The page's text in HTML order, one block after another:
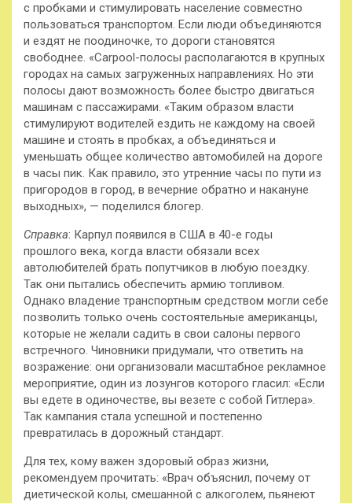
с пробками и стимулировать население совместно
пользоваться транспортом. Если люди объединяются
и ездят не поодиночке, то дороги становятся
свободнее. «Carpool-полосы располагаются в крупных
городах на самых загруженных направлениях. Но эти
полосы дают возможность более быстро двигаться
машинам с пассажирами. «Таким образом власти
стимулируют водителей ездить не каждому на своей
машине и стоять в пробках, а объединяться и
уменьшать общее количество автомобилей на дороге
в часы пик. Как правило, это утренние часы по пути из
пригородов в город, в вечерние обратно и накануне
выходных», — поделился блогер.
Справка: Карпул появился в США в 40-е годы
прошлого века, когда власти обязали всех
автолюбителей брать попутчиков в любую поездку.
Так они пытались обеспечить армию топливом.
Однако владение транспортным средством могли себе
позволить только очень состоятельные американцы,
которые не желали садить в свои салоны первого
встречного. Чиновники придумали, что ответить на
возражение: они организовали масштабное рекламное
мероприятие, один из лозунгов которого гласил: «Если
вы едете в одиночестве, вы везете с собой Гитлера».
Так кампания стала успешной и постепенно
превратилась в дорожный стандарт.
Для тех, кому важен здоровый образ жизни,
рекомендуем прочитать: «Врач объяснил, почему от
диетической колы, смешанной с алкоголем, пьянеют